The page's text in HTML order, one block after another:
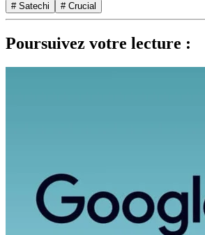
# Satechi
# Crucial
Poursuivez votre lecture :